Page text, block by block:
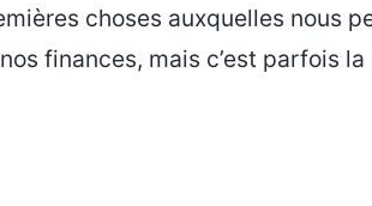
choses auxquelles nous
finances, mais c’est parfois